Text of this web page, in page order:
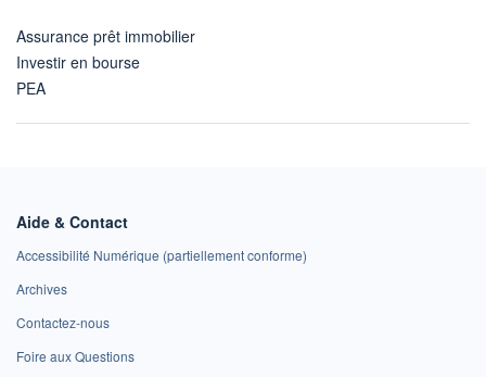
Assurance prêt immobilier
Investir en bourse
PEA
Aide & Contact
Accessibilité Numérique (partiellement conforme)
Archives
Contactez-nous
Foire aux Questions